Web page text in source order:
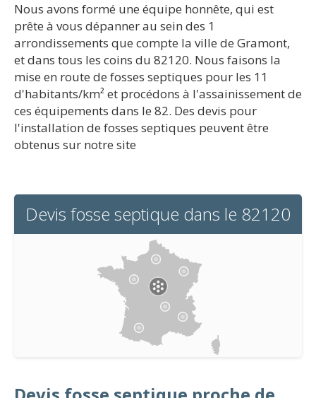
Nous avons formé une équipe honnête, qui est
prête à vous dépanner au sein des 1
arrondissements que compte la ville de Gramont,
et dans tous les coins du 82120. Nous faisons la
mise en route de fosses septiques pour les 11
d'habitants/km² et procédons à l'assainissement de
ces équipements dans le 82. Des devis pour
l'installation de fosses septiques peuvent être
obtenus sur notre site
Devis fosse septique dans le 82120